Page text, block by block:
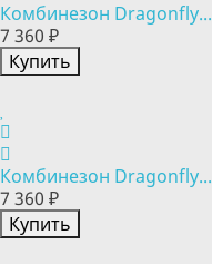
Комбинезон Dragonfly...
7 360 ₽
Купить
Комбинезон Dragonfly...
7 360 ₽
Купить